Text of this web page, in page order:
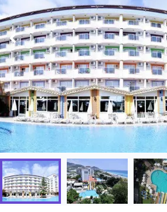
Kód zájazdu G7L5AD